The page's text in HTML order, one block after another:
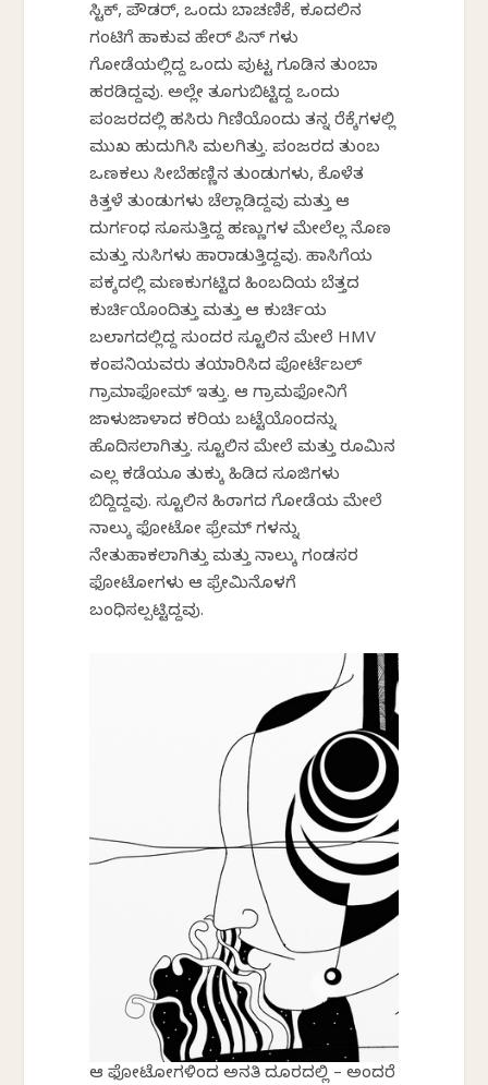
ಸ್ಟಿಕ್, ಪೌಡರ್, ಒಂದು ಬಾಚಣಿಕೆ, ಕೂದಲಿನ
ಗಂಟಿಗೆ ಹಾಕುವ ಹೇರ್ ಪಿನ್ ಗಳು
ಗೋಡೆಯಲ್ಲಿದ್ದ ಒಂದು ಪುಟ್ಟ ಗೂಡಿನ ತುಂಬಾ
ಹರಡಿದ್ದವು. ಅಲ್ಲೇ ತೂಗುಬಿಟ್ಟಿದ್ದ ಒಂದು
ಪಂಜರದಲ್ಲಿ ಹಸಿರು ಗಿಣಿಯೊಂದು ತನ್ನ ರೆಕ್ಕೆಗಳಲ್ಲಿ
ಮುಖ ಹುದುಗಿಸಿ ಮಲಗಿತ್ತು. ಪಂಜರದ ತುಂಬ
ಒಣಕಲು ಸೀಬೆಹಣ್ಣಿನ ತುಂಡುಗಳು, ಕೊಳೆತ
ಕಿತ್ತಳೆ ತುಂಡುಗಳು ಚೆಲ್ಲಾಡಿದ್ದವು ಮತ್ತು ಆ
ದುರ್ಗಂಧ ಸೂಸುತ್ತಿದ್ದ ಹಣ್ಣುಗಳ ಮೇಲೆಲ್ಲ ನೊಣ
ಮತ್ತು ನುಸಿಗಳು ಹಾರಾಡುತ್ತಿದ್ದವು. ಹಾಸಿಗೆಯ
ಪಕ್ಕದಲ್ಲಿ ಮಣಕುಗಟ್ಟಿದ ಹಿಂಬದಿಯ ಬೆತ್ತದ
ಕುರ್ಚಿಯೊಂದಿತ್ತು ಮತ್ತು ಆ ಕುರ್ಚಿಯ
ಬಲಭಾಗದಲ್ಲಿದ್ದ ಸುಂದರ ಸ್ಟೂಲಿನ ಮೇಲೆ HMV
ಕಂಪನಿಯವರು ತಯಾರಿಸಿದ ಪೋರ್ಟೆಬಲ್
ಗ್ರಾಮಾಫೋಮ್ ಇತ್ತು. ಆ ಗ್ರಾಮಫೋನಿಗೆ
ಜಾಳುಜಾಳಾದ ಕರಿಯ ಬಟ್ಟೆಯೊಂದನ್ನು
ಹೊದಿಸಲಾಗಿತ್ತು. ಸ್ಟೂಲಿನ ಮೇಲೆ ಮತ್ತು ರೂಮಿನ
ಎಲ್ಲ ಕಡೆಯೂ ತುಕ್ಕು ಹಿಡಿದ ಸೂಜಿಗಳು
ಬಿದ್ದಿದ್ದವು. ಸ್ಟೂಲಿನ ಹಿಂಭಾಗದ ಗೋಡೆಯ ಮೇಲೆ
ನಾಲ್ಕು ಫೋಟೋ ಫ್ರೇಮ್ ಗಳನ್ನು
ನೇತುಹಾಕಲಾಗಿತ್ತು ಮತ್ತು ನಾಲ್ಕು ಗಂಡಸರ
ಫೋಟೋಗಳು ಆ ಫ್ರೇಮಿನೊಳಗೆ
ಬಂಧಿಸಲ್ಪಟ್ಟಿದ್ದವು.
ಆ ಫೋಟೋಗಳಿಂದ ಅನತಿ ದೂರದಲ್ಲಿ – ಅಂದರೆ